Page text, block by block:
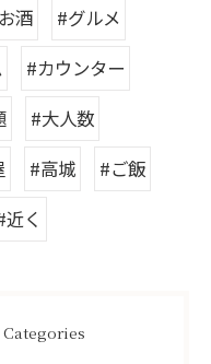
酒
#グルメ
#カウンター
#大人数
#高城
#ご飯
近く
Categories